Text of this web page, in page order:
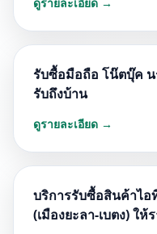
รับซื้อมือถือ โน๊ตบุ๊ค น
รับถึงบ้าน
ดูรายละเอียด →
บริการรับซื้อสินค้าไอ
(เมืองยะลา-เบตง) ใ